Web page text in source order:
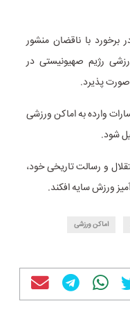
با ناقضان منشور
رژیم صهیونیستی در
پذیرد.
وارده به اماکن ورزشی
شود.
و رسالت تاریخی خود،
ورزش سایه افکند.
اماکن ورزشی